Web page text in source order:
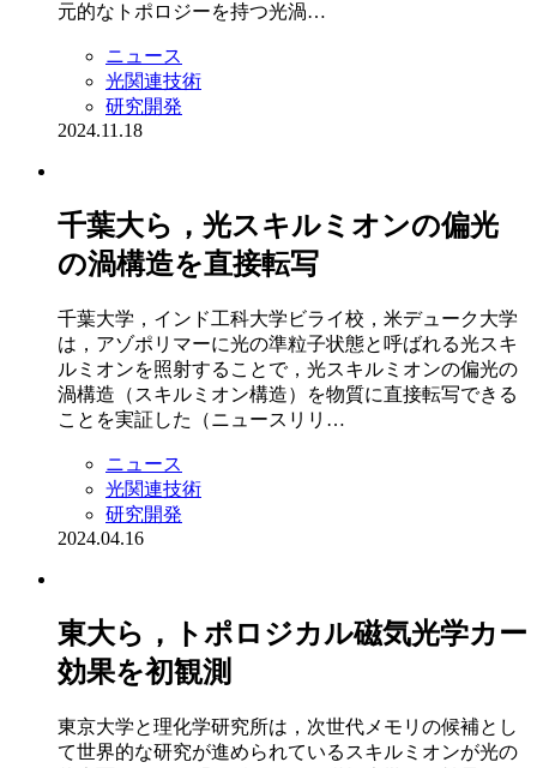
元的なトポロジーを持つ光渦…
ニュース
光関連技術
研究開発
2024.11.18
千葉大ら，光スキルミオンの偏光
の渦構造を直接転写
千葉大学，インド工科大学ビライ校，米デューク大学
は，アゾポリマーに光の準粒子状態と呼ばれる光スキ
ルミオンを照射することで，光スキルミオンの偏光の
渦構造（スキルミオン構造）を物質に直接転写できる
ことを実証した（ニュースリリ…
ニュース
光関連技術
研究開発
2024.04.16
東大ら，トポロジカル磁気光学カー
効果を初観測
東京大学と理化学研究所は，次世代メモリの候補とし
て世界的な研究が進められているスキルミオンが光の